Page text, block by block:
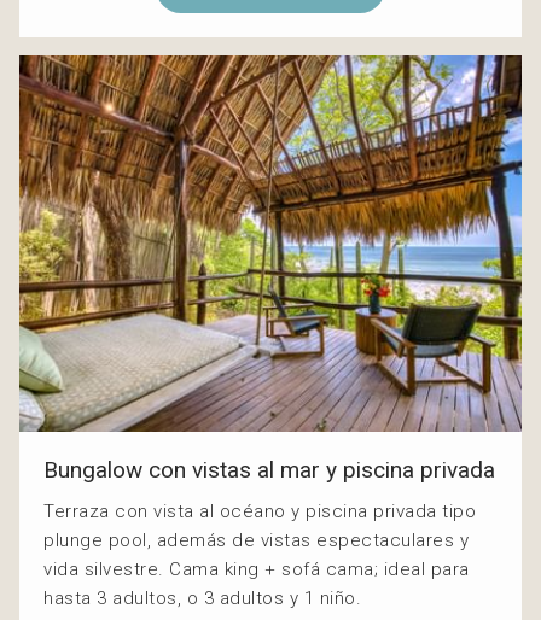
Bungalow con vistas al mar y piscina privada
Terraza con vista al océano y piscina privada tipo
plunge pool, además de vistas espectaculares y
vida silvestre. Cama king + sofá cama; ideal para
hasta 3 adultos, o 3 adultos y 1 niño.